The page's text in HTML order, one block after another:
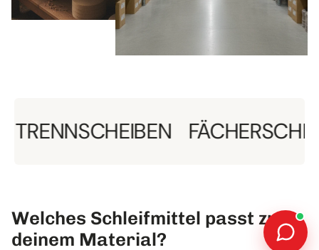
FÄCHERSCHEIBEN
Welches Schleifmittel passt zu
deinem Material?